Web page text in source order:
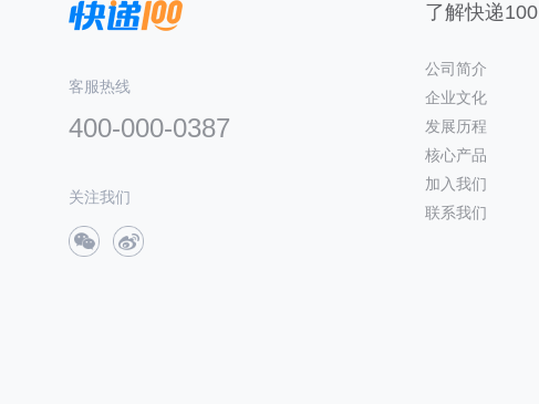
客服热线
400-000-0387
关注我们
了解快递100
公司简介
企业文化
发展历程
核心产品
加入我们
联系我们